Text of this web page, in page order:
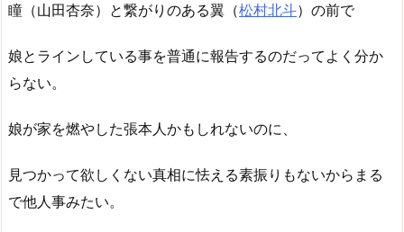
瞳（山田杏奈）と繋がりのある翼（松村北斗）の前で
娘とラインしている事を普通に報告するのだってよく分か
らない。
娘が家を燃やした張本人かもしれないのに、
見つかって欲しくない真相に怯える素振りもないからまる
で他人事みたい。